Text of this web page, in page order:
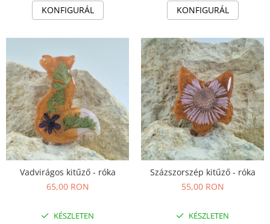
KONFIGURÁL KONFIGURÁL
Vadvirágos kitűző - róka
65,00 RON
KÉSZLETEN
Százszorszép kitűző - róka
55,00 RON
KÉSZLETEN